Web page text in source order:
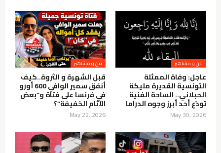
فن و مشاهير
عاجل: وفاة الممثلة
التونسية القديرة مليكة
الحبلاني.. الساحة الفنية
تودّع أحد أبرز وجوه الدراما
May 30, 2026
فن و مشاهير
قبل الشهرة و الثروة..كيف
أنفق سمير الوافي 600 أورو
في فرنسا على فتاة و”بعض
الآثام الخفيفة”؟
May 22, 2026